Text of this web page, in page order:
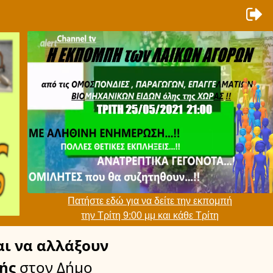
Πατήστε εδώ για να δείτε την εκπομπή
την Τρίτη 9:00 μμ και κάθε Τρίτη
να αλλάξουν
στον Δήμο